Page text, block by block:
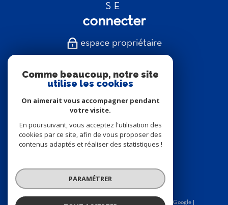
SE
connecter
espace propriétaire
suivre
NOUS
adhérons
© 2026 | Tous droits réservés | Traduction powered by Google |
Comme beaucoup, notre site
utilise les cookies
On aimerait vous accompagner pendant
votre visite.
En poursuivant, vous acceptez l'utilisation des
cookies par ce site, afin de vous proposer des
contenus adaptés et réaliser des statistiques !
PARAMÉTRER